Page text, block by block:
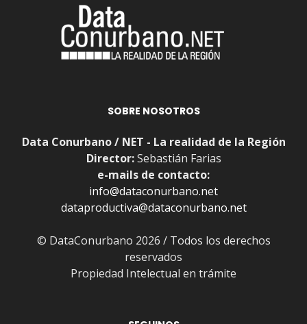
SOBRE NOSOTROS
Data Conurbano / NET - La realidad de la Región
Director:Sebastián Farias
e-mails de contacto:
info@dataconurbano.net
dataproductiva@dataconurbano.net
© DataConurbano 2026 / Todos los derechos
reservados
Propiedad Intelectual en trámite